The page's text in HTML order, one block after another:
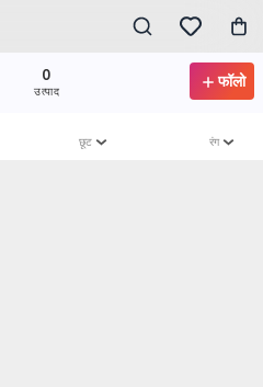
0
उत्पाद
फॉलो
छूट रंग